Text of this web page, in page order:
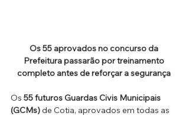
Os 55 aprovados no concurso da
Prefeitura passarão por treinamento
completo antes de reforçar a segurança
Os 55 futuros Guardas Civis Municipais
(GCMs) de Cotia, aprovados em todas as